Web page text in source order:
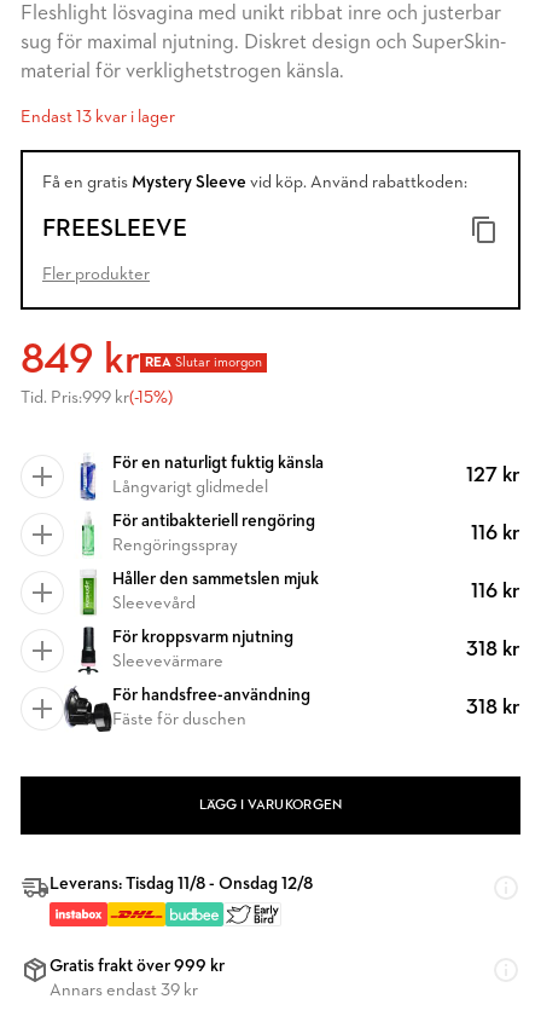
Fleshlight lösvagina med unikt ribbat inre och justerbar
sug för maximal njutning. Diskret design och SuperSkin-
material för verklighetstrogen känsla.
Endast 13 kvar i lager
Få en gratis Mystery Sleeve vid köp. Använd rabattkoden:
FREESLEEVE
Fler produkter
849 kr REA Slutar imorgon
Tid. Pris:999 kr(-15%)
För en naturligt fuktig känsla
Långvarigt glidmedel
127 kr
För antibakteriell rengöring
Rengöringsspray
116 kr
Håller den sammetslen mjuk
Sleevevård
116 kr
För kroppsvarm njutning
Sleevevärmare
318 kr
För handsfree-användning
Fäste för duschen
318 kr
LÄGG I VARUKORGEN
Leverans: Tisdag 11/8 - Onsdag 12/8
Gratis frakt över 999 kr
Annars endast 39 kr